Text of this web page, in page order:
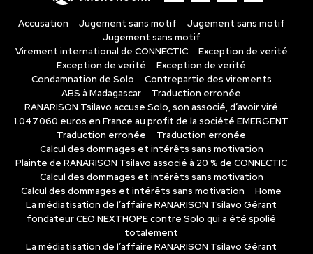
Accusation Jugement sans motif
Jugement sans motif
Jugement sans motif
Virement international de CONNECTIC
Exception de verité
Exception de verité
Exception de verité
Condamnation de Solo
Contrepartie des virements
ABS à Madagascar
Traduction erronée
RANARISON Tsilavo accuse Solo, son associé, d’avoir viré
1.047.060 euros en France au profit de la société EMERGENT
Traduction erronée
Traduction erronée
Calcul des dommages et intérêts sans motivation
Plainte de RANARISON Tsilavo associé à 20 % de CONNECTIC
Calcul des dommages et intérêts sans motivation
Calcul des dommages et intérêts sans motivation
Home
La médiatisation de l’affaire RANARISON Tsilavo Gérant
fondateur CEO NEXTHOPE contre Solo qui a été spolié
totalement
La médiatisation de l’affaire RANARISON Tsilavo Gérant